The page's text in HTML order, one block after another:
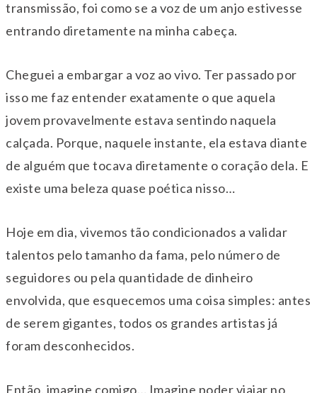
transmissão, foi como se a voz de um anjo estivesse
entrando diretamente na minha cabeça.
Cheguei a embargar a voz ao vivo. Ter passado por
isso me faz entender exatamente o que aquela
jovem provavelmente estava sentindo naquela
calçada. Porque, naquele instante, ela estava diante
de alguém que tocava diretamente o coração dela. E
existe uma beleza quase poética nisso…
Hoje em dia, vivemos tão condicionados a validar
talentos pelo tamanho da fama, pelo número de
seguidores ou pela quantidade de dinheiro
envolvida, que esquecemos uma coisa simples: antes
de serem gigantes, todos os grandes artistas já
foram desconhecidos.
Então, imagine comigo… Imagine poder viajar no